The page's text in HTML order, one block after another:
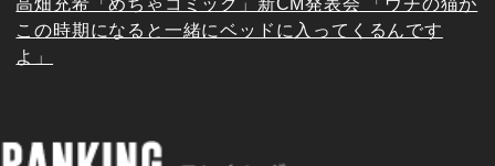
この時期になると一緒にベッドに入ってくるんです
よ」